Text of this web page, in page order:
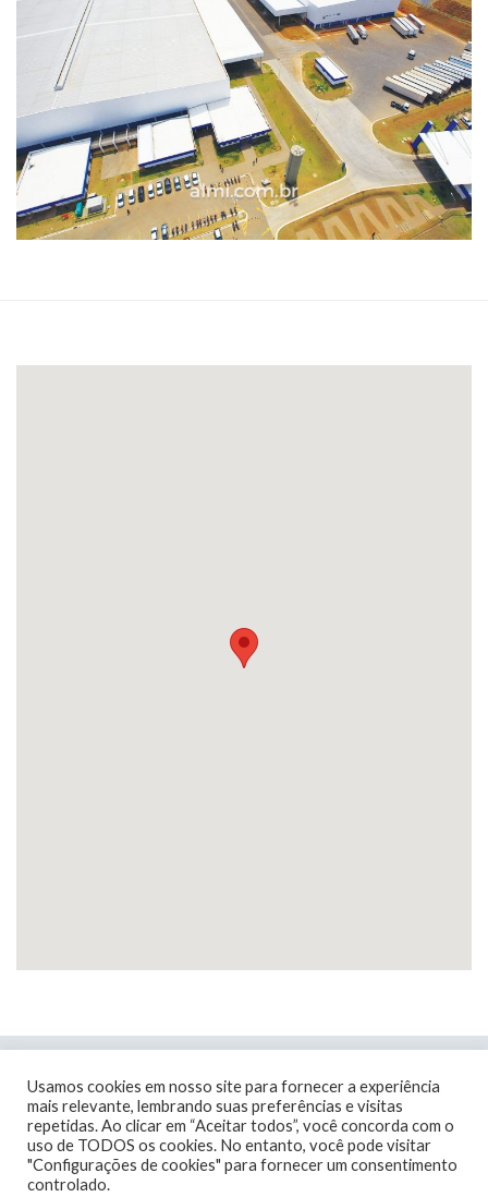
Usamos cookies em nosso site para fornecer a experiência
mais relevante, lembrando suas preferências e visitas
repetidas. Ao clicar em “Aceitar todos”, você concorda com o
uso de TODOS os cookies. No entanto, você pode visitar
"Configurações de cookies" para fornecer um consentimento
controlado.